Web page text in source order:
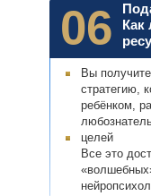
Вы
стратегию,
ребёнком,
целей
Все это
Как
06